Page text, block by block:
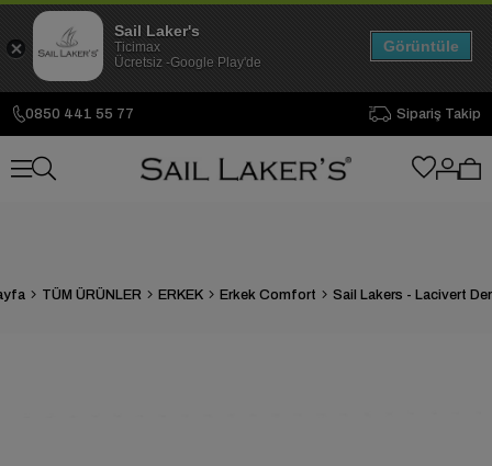
0850 441 55 77 Sipariş Takip
TÜM ÜRÜNLER ERKEK Erkek Comfort
Sail Laker's
Ticimax
Ücretsiz -Google Play'de
Görüntüle